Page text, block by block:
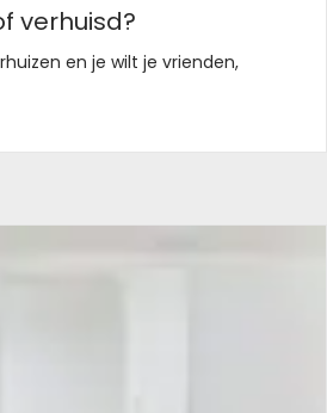
verhuisd?
en je wilt je vrienden,